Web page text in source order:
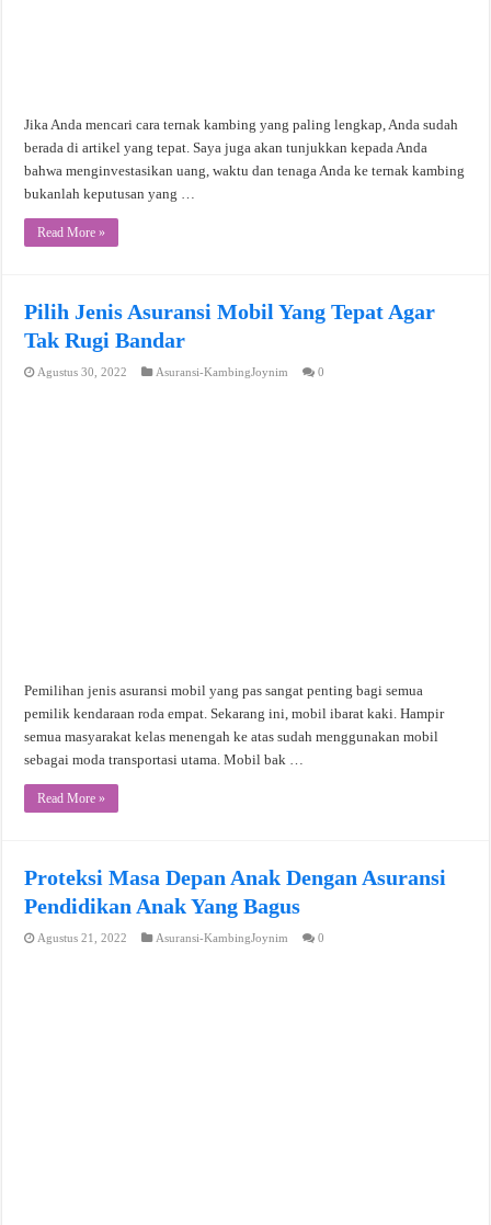
Jika Anda mencari cara ternak kambing yang paling lengkap, Anda sudah
berada di artikel yang tepat. Saya juga akan tunjukkan kepada Anda
bahwa menginvestasikan uang, waktu dan tenaga Anda ke ternak kambing
bukanlah keputusan yang …
Read More »
Pilih Jenis Asuransi Mobil Yang Tepat Agar
Tak Rugi Bandar
Agustus 30, 2022 Asuransi-KambingJoynim 0
Pemilihan jenis asuransi mobil yang pas sangat penting bagi semua
pemilik kendaraan roda empat. Sekarang ini, mobil ibarat kaki. Hampir
semua masyarakat kelas menengah ke atas sudah menggunakan mobil
sebagai moda transportasi utama. Mobil bak …
Read More »
Proteksi Masa Depan Anak Dengan Asuransi
Pendidikan Anak Yang Bagus
Agustus 21, 2022 Asuransi-KambingJoynim 0